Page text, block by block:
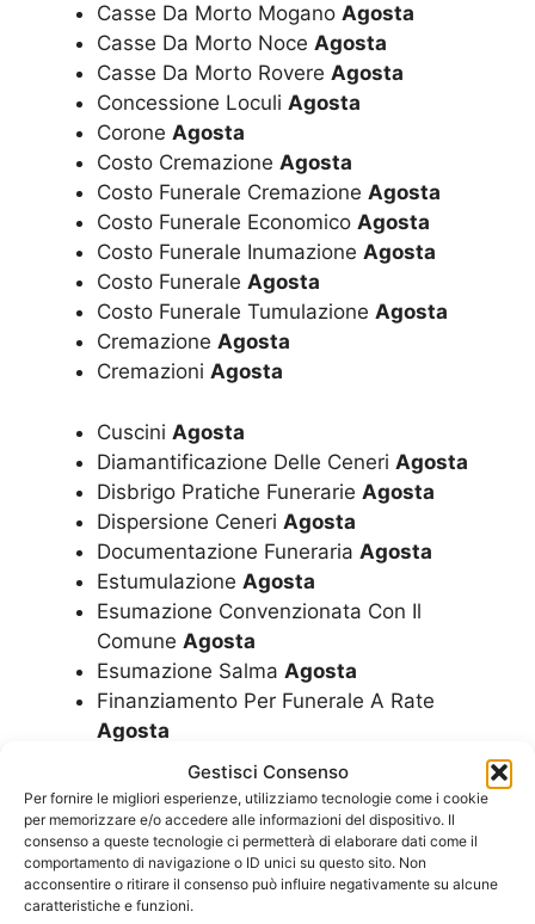
Gestisci Consenso
Per fornire le migliori esperienze, utilizziamo tecnologie come i cookie
per memorizzare e/o accedere alle informazioni del dispositivo. Il
consenso a queste tecnologie ci permetterà di elaborare dati come il
comportamento di navigazione o ID unici su questo sito. Non
acconsentire o ritirare il consenso può influire negativamente su alcune
caratteristiche e funzioni.
Casse Da Morto Mogano Agosta
Casse Da Morto Noce Agosta
Casse Da Morto Rovere Agosta
Concessione Loculi Agosta
Corone Agosta
Costo Cremazione Agosta
Costo Funerale Cremazione Agosta
Costo Funerale Economico Agosta
Costo Funerale Inumazione Agosta
Costo Funerale Agosta
Costo Funerale Tumulazione Agosta
Cremazione Agosta
Cremazioni Agosta
Cuscini Agosta
Diamantificazione Delle Ceneri Agosta
Disbrigo Pratiche Funerarie Agosta
Dispersione Ceneri Agosta
Documentazione Funeraria Agosta
Estumulazione Agosta
Esumazione Convenzionata Con Il
Comune Agosta
Esumazione Salma Agosta
Finanziamento Per Funerale A Rate
Agosta
Agosta
Funerale A RateAgosta
Funerale Convenzionato Con Il Comune
Agosta
Funerale EconomicoAgosta
Funerale Laico